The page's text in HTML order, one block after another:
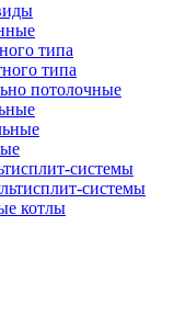
типа
типа
потолочные
системы
системы
котлы